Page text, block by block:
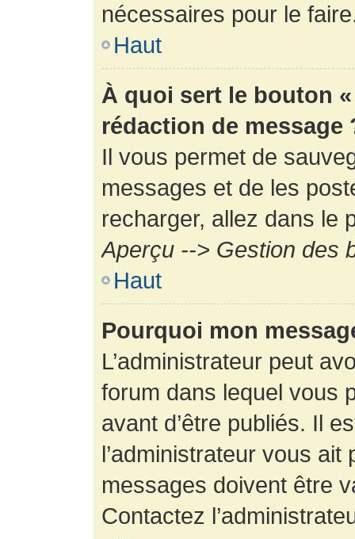
nécessaires pour le
Haut
À quoi sert le bouton
rédaction de message
Il vous permet de
messages et de les
recharger, allez dans le
Aperçu --> Gestion des
Haut
Pourquoi mon
L’administrateur peut
forum dans lequel vous
avant d’être publiés. Il
l’administrateur vous
messages doivent être
Contactez